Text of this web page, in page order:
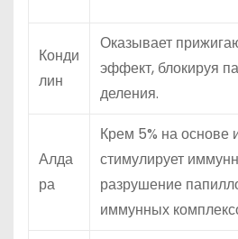
Конди
лин
Оказывает
эффект, блокируя
деления.
Алда
ра
Крем 5% на основе
стимулирует
разрушение
иммунных